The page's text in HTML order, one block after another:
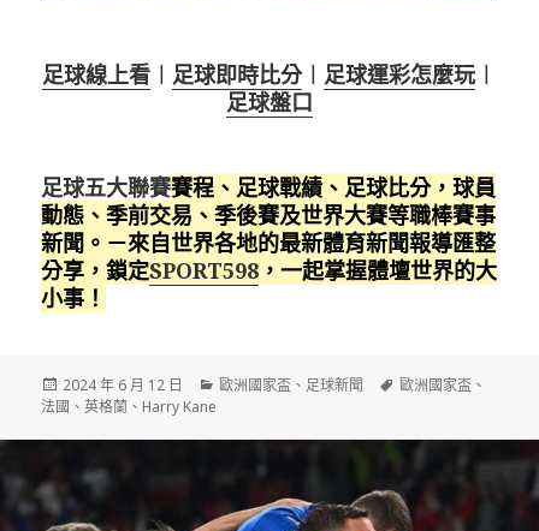
足球線上看 足球即時比分︱ 足球運彩怎麼玩︱
足球盤口
足球五大聯賽賽程、足球戰績、足球比分，球員
動態、季前交易、季後賽及世界大賽等職棒賽事
新聞。－來自世界各地的最新體育新聞報導匯整
分享，鎖定SPORT598 ，一起掌握體壇世界的大
小事！
發
佈
2024 年 6 月 12 日
分
歐洲國家盃 、 足球新聞
標
歐洲國家盃 、
法國 、英格蘭 、 Harry Kane